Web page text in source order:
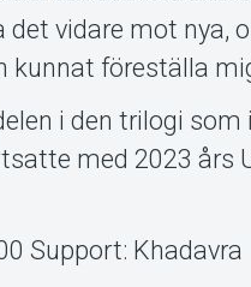
vidare mot nya,
kunnat föreställa
i den trilogi som
med 2023 års
Support: Khadavra